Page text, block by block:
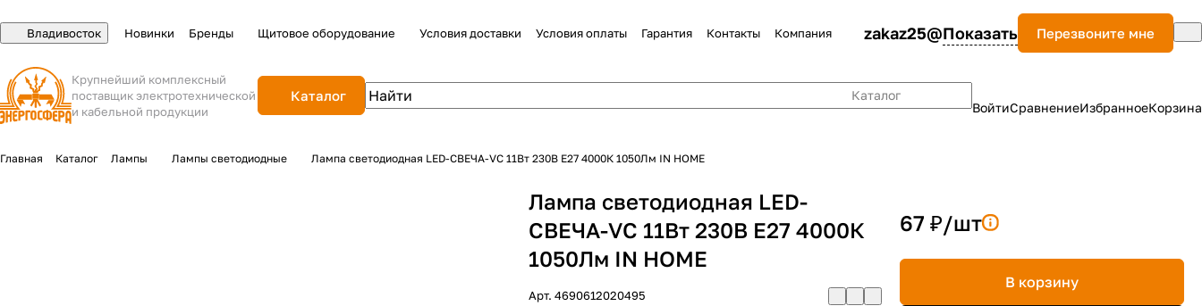
Владивосток Новинки Бренды Щитовое оборудование Условия доставки Условия оплаты Гарантия Контакты Компания zakaz25@Показать Перезвоните мне
Крупнейший комплексный
поставщик электротехнической
и кабельной продукции
Каталог
Каталог
ВойтиСравнениеИзбранноеКорзина
Главная Каталог Лампы Лампы светодиодные Лампа светодиодная LED-СВЕЧА-VC 11Вт 230В Е27 4000К 1050Лм IN HOME
Лампа светодиодная LED-
СВЕЧА-VC 11Вт 230В Е27 4000К
1050Лм IN HOME
Арт.4690612020495
67 ₽/шт
В корзину